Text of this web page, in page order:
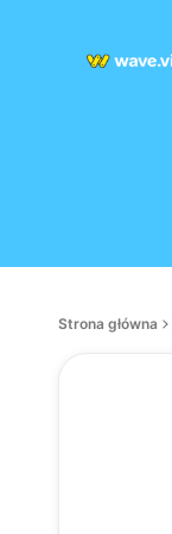
Strona główna